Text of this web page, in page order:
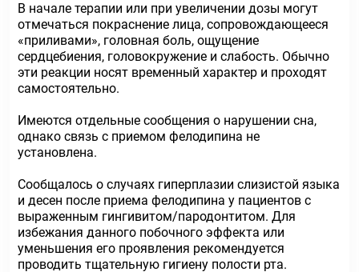
В начале терапии или при увеличении дозы могут
отмечаться покраснение лица, сопровождающееся
«приливами», головная боль, ощущение
сердцебиения, головокружение и слабость. Обычно
эти реакции носят временный характер и проходят
самостоятельно.
Имеются отдельные сообщения о нарушении сна,
однако связь с приемом фелодипина не
установлена.
Сообщалось о случаях гиперплазии слизистой языка
и десен после приема фелодипина у пациентов с
выраженным гингивитом/пародонтитом. Для
избежания данного побочного эффекта или
уменьшения его проявления рекомендуется
проводить тщательную гигиену полости рта.